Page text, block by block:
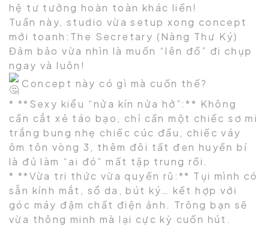
hệ tư tưởng hoàn toàn khác liền!
Tuần này, studio vừa setup xong concept
mới toanh:The Secretary (Nàng Thư Ký)
Đảm bảo vừa nhìn là muốn “lên đồ” đi chụp
ngay và luôn!
Concept này có gì mà cuốn thế?
* **Sexy kiểu “nửa kín nửa hở”:** Không
cần cắt xẻ táo bạo, chỉ cần một chiếc sơ mi
trắng bung nhẹ chiếc cúc đầu, chiếc váy
ôm tôn vòng 3, thêm đôi tất đen huyền bí
là đủ làm “ai đó” mất tập trung rồi.
* **Vừa tri thức vừa quyến rũ:** Tụi mình có
sẵn kính mắt, sổ da, bút ký… kết hợp với
góc máy đậm chất điện ảnh. Trông bạn sẽ
vừa thông minh mà lại cực kỳ cuốn hút.